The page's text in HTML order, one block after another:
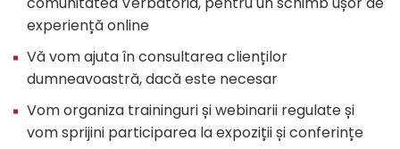
experiență online
Vă vom ajuta în consultarea clienților
dumneavoastră, dacă este necesar
Vom organiza traininguri și webinarii regulate și
vom sprijini participarea la expoziții și conferințe